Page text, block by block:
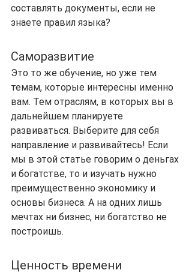
составлять документы, если не
знаете правил языка?
Саморазвитие
Это то же обучение, но уже тем
темам, которые интересны именно
вам. Тем отраслям, в которых вы в
дальнейшем планируете
развиваться. Выберите для себя
направление и развивайтесь! Если
мы в этой статье говорим о деньгах
и богатстве, то и изучать нужно
преимущественно экономику и
основы бизнеса. А на одних лишь
мечтах ни бизнес, ни богатство не
построишь.
Ценность времени